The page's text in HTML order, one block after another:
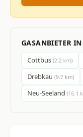
GASANBIETER
Cottbus (2.2 km)
Drebkau (9.7 km)
Neu-Seeland (16.1